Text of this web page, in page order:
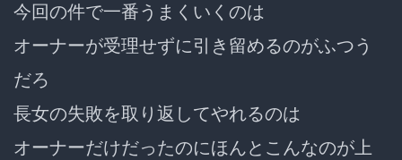
今回の件で一番うまくいくのは
オーナーが受理せずに引き留めるのがふつう
だろ
長女の失敗を取り返してやれるのは
オーナーだけだったのにほんとこんなのが上